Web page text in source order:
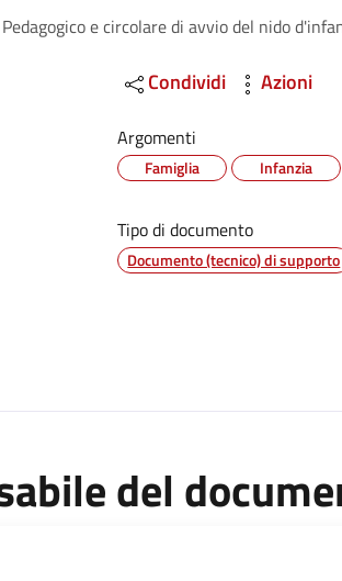
e circolare di avvio del nido
Condividi Azioni
Argomenti
Famiglia Infanzia
Tipo di documento
Documento (tecnico) di supporto
del